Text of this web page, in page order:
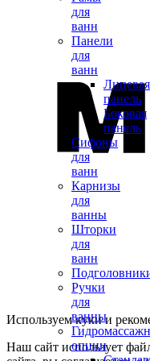
для
ванн
Панели
для
ванн
Лицевая
панель
Боковая
панель
Сифоны
для
ванн
Карнизы
для
ванны
Шторки
для
ванн
Ручки
для
ванны
опции
Используем куки и
Наш сайт использует